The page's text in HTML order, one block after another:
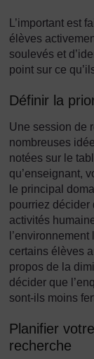
L’important est
élèves
soulevés et
point sur ce
Définir la
Une session de
nombreuses
notées sur le
qu’enseignant,
le principal
pourriez décider
activités
certains élèves
propos de la
décider que
sont-ils moins
Planifier
recherche